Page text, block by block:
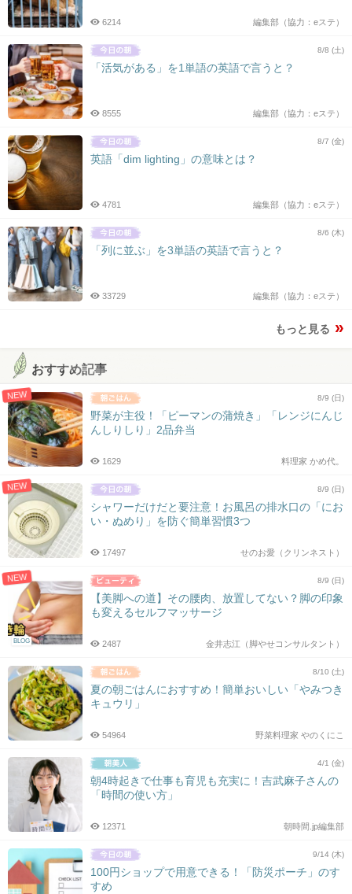
編集部（協力：eステ）
6214
8/8 (土)
「活気がある」を1単語の英語で言うと？
編集部（協力：eステ）
8555
8/7 (金)
英語「dim lighting」の意味とは？
編集部（協力：eステ）
4781
8/6 (木)
「列に並ぶ」を3単語の英語で言うと？
編集部（協力：eステ）
33729
もっと見る
おすすめ記事
NEW 8/9 (日)
野菜が主役！「ピーマンの蒲焼き」「レンジにんじ
んしりしり」2品弁当
料理家 かめ代。
1629
NEW 8/9 (日)
シャワーだけだと要注意！お風呂の排水口の「にお
い・ぬめり」を防ぐ簡単習慣3つ
せのお愛（クリンネスト）
17497
NEW
BLOG
8/9 (日)
【美脚への道】その腰肉、放置してない？脚の印象
も変えるセルフマッサージ
金井志江（脚やせコンサルタント）
2487
8/10 (土)
夏の朝ごはんにおすすめ！簡単おいしい「やみつき
キュウリ」
野菜料理家 やのくにこ
54964
4/1 (金)
朝4時起きで仕事も育児も充実に！吉武麻子さんの
「時間の使い方」
朝時間.jp編集部
12371
9/14 (木)
100円ショップで用意できる！「防災ポーチ」のす
すめ